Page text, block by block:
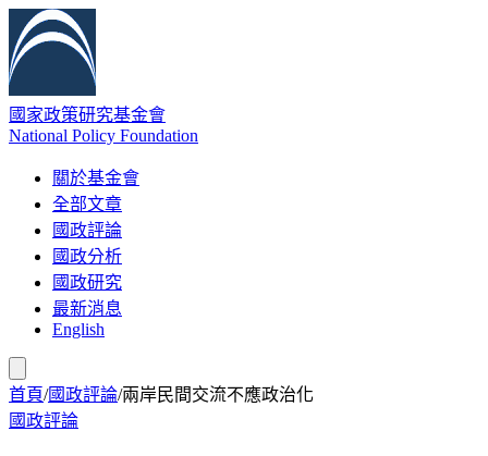
國家政策研究基金會
National Policy Foundation
關於基金會
全部文章
國政評論
國政分析
國政研究
最新消息
English
首頁/國政評論/兩岸民間交流不應政治化
國政評論